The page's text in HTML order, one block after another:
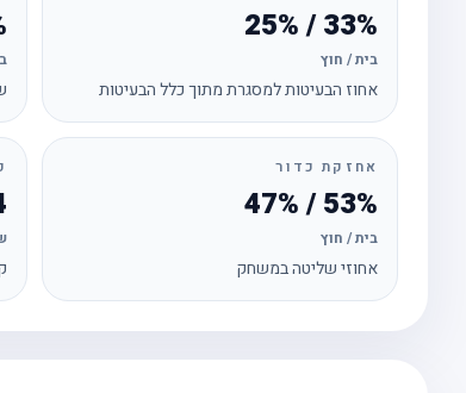
33% / 25%
בית / חוץ
אחוז הבעיטות למסגרת מתוך כלל הבעיטות
אחזקת כדור
53% / 47%
בית / חוץ
אחוזי שליטה במשחק